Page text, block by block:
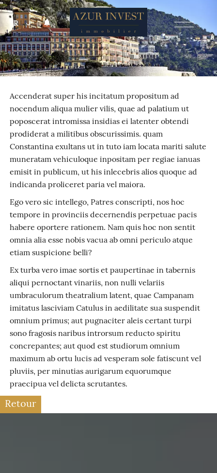
FR
Accenderat super his incitatum propositum ad
nocendum aliqua mulier vilis, quae ad palatium ut
poposcerat intromissa insidias ei latenter obtendi
prodiderat a militibus obscurissimis. quam
Constantina exultans ut in tuto iam locata mariti salute
muneratam vehiculoque inpositam per regiae ianuas
emisit in publicum, ut his inlecebris alios quoque ad
indicanda proliceret paria vel maiora.
Ego vero sic intellego, Patres conscripti, nos hoc
tempore in provinciis decernendis perpetuae pacis
habere oportere rationem. Nam quis hoc non sentit
omnia alia esse nobis vacua ab omni periculo atque
etiam suspicione belli?
Ex turba vero imae sortis et paupertinae in tabernis
aliqui pernoctant vinariis, non nulli velariis
umbraculorum theatralium latent, quae Campanam
imitatus lasciviam Catulus in aedilitate sua suspendit
omnium primus; aut pugnaciter aleis certant turpi
sono fragosis naribus introrsum reducto spiritu
concrepantes; aut quod est studiorum omnium
maximum ab ortu lucis ad vesperam sole fatiscunt vel
pluviis, per minutias aurigarum equorumque
praecipua vel delicta scrutantes.
Retour